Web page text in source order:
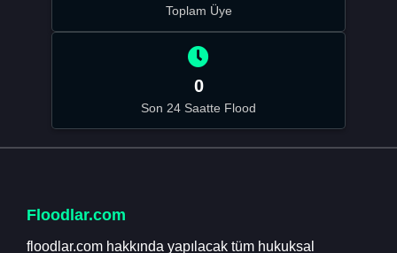
Toplam Üye
0
Son 24 Saatte Flood
Floodlar.com
floodlar.com hakkında yapılacak tüm hukuksal